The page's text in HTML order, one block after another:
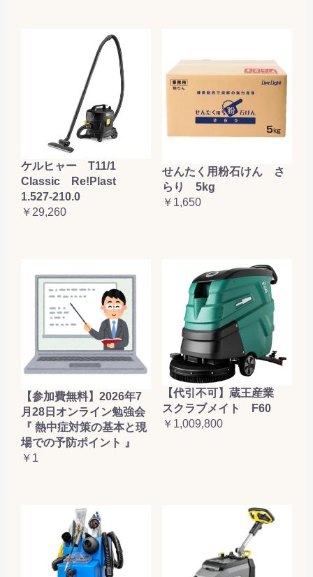
ケルヒャー T11/1
Classic Re!Plast
1.527-210.0
￥29,260
せんたく用粉石けん さ
らり 5kg
￥1,650
【参加費無料】2026年7
月28日オンライン勉強会
『 熱中症対策の基本と現
場での予防ポイント 』
￥1
【代引不可】蔵王産業
スクラブメイト F60
￥1,009,800